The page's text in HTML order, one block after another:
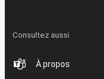
Consultez aussi
À propos